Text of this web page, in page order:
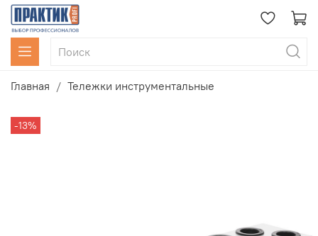
Главная Тележки инструментальные
-13%